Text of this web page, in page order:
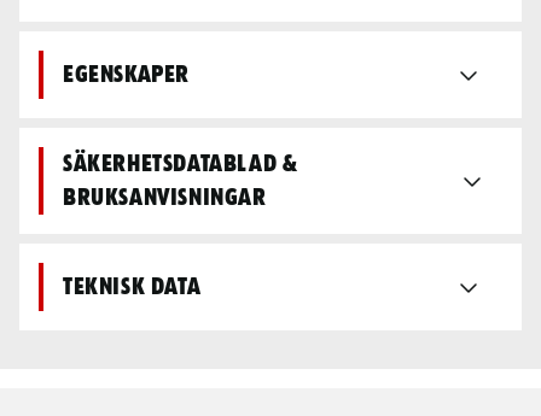
Egenskaper
Säkerhetsdatablad &
bruksanvisningar
Teknisk data